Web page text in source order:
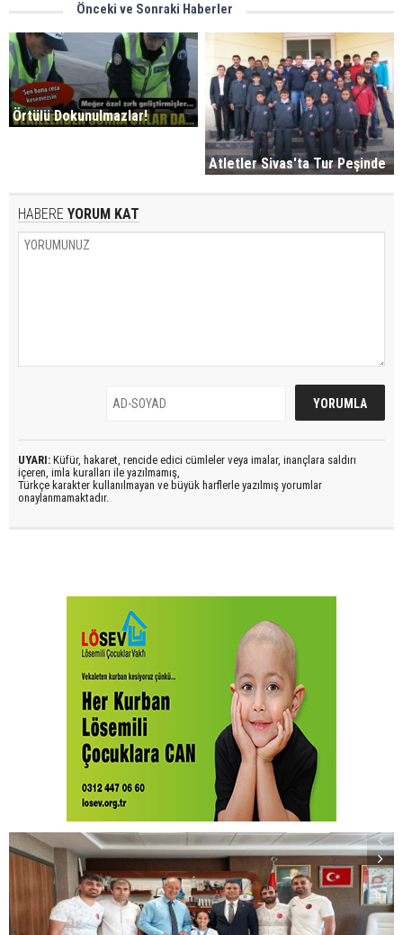
Önceki ve Sonraki Haberler
Örtülü Dokunulmazlar!
Atletler Sivas'ta Tur Peşinde
HABERE YORUM KAT
UYARI: Küfür, hakaret, rencide edici cümleler veya imalar, inançlara saldırı
içeren, imla kuralları ile yazılmamış,
Türkçe karakter kullanılmayan ve büyük harflerle yazılmış yorumlar
onaylanmamaktadır.